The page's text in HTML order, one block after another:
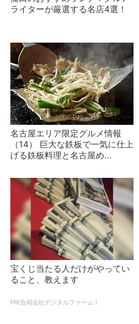
ライターが厳選する名店4選！
名古屋エリア限定グルメ情報
（14） 巨大な鉄板で一気に仕上
げる鉄板料理と名古屋め...
宝くじ当たる人だけがやってい
ること、教えます
PR(合同会社デジタルファーム )